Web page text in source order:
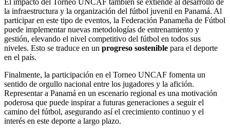
la infraestructura y la organización del fútbol juvenil en Panamá. Al
participar en este tipo de eventos, la Federación Panameña de Fútbol
puede implementar nuevas metodologías de entrenamiento y
gestión, elevando el nivel competitivo del fútbol en todos sus
niveles. Esto se traduce en un progreso sostenible para el deporte
en el país.
Finalmente, la participación en el Torneo UNCAF fomenta un
sentido de orgullo nacional entre los jugadores y la afición.
Representar a Panamá en un escenario regional es una motivación
poderosa que puede inspirar a futuras generaciones a seguir el
camino del fútbol, asegurando así el crecimiento continuo y el
interés en este deporte a largo plazo.